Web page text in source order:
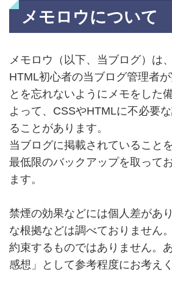
メモロウについて
メモロウ（以下、当ブログ）は
HTML初心者の当ブログ管理者
とを忘れないようにメモをした
よって、CSSやHTMLに不必要
ることがあります。
当ブログに掲載されていること
最低限のバックアップを取って
ます。
禁煙の効果などには個人差があ
な根拠などは調べておりません
約束するものではありません。
感想」として参考程度にお考え